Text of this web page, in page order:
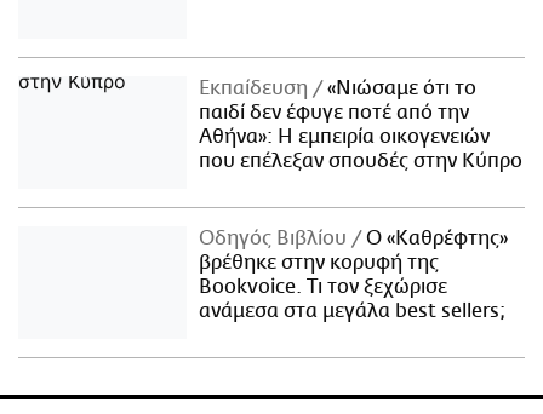
Εκπαίδευση
«Νιώσαμε ότι το
παιδί δεν έφυγε ποτέ από την
Αθήνα»: Η εμπειρία οικογενειών
που επέλεξαν σπουδές στην Κύπρο
Οδηγός Βιβλίου
Ο «Καθρέφτης»
βρέθηκε στην κορυφή της
Bookvoice. Τι τον ξεχώρισε
ανάμεσα στα μεγάλα best sellers;